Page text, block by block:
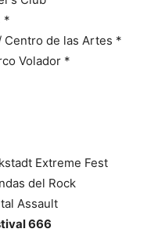
*
Centro de las Artes *
Volador *
Extreme Fest
del Rock
Assault
666